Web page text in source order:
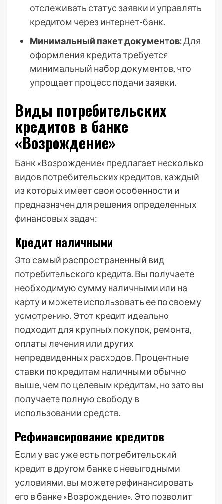
отслеживать статус заявки и управлять
кредитом через интернет-банк.
Минимальный пакет документов:Для
оформления кредита требуется
минимальный набор документов, что
упрощает процесс подачи заявки.
Виды потребительских
кредитов в банке
«Возрождение»
Банк «Возрождение» предлагает несколько
видов потребительских кредитов, каждый
из которых имеет свои особенности и
предназначен для решения определенных
финансовых задач:
Кредит наличными
Это самый распространенный вид
потребительского кредита. Вы получаете
необходимую сумму наличными или на
карту и можете использовать ее по своему
усмотрению. Этот кредит идеально
подходит для крупных покупок, ремонта,
оплаты лечения или других
непредвиденных расходов. Процентные
ставки по кредитам наличными обычно
выше, чем по целевым кредитам, но зато вы
получаете полную свободу в
использовании средств.
Рефинансирование кредитов
Если у вас уже есть потребительский
кредит в другом банке с невыгодными
условиями, вы можете рефинансировать
его в банке «Возрождение». Это позволит